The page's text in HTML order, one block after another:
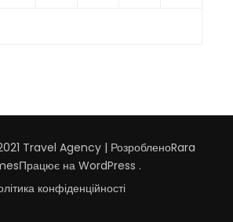
Travel Agency | РозробленоRara
Працює на WordPress .
конфіденційності